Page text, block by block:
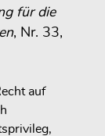
für die
, Nr. 33,
auf